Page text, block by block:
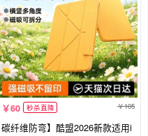
60 秒杀直降 105
碳纤维防弯】酷盟2026新款适用i